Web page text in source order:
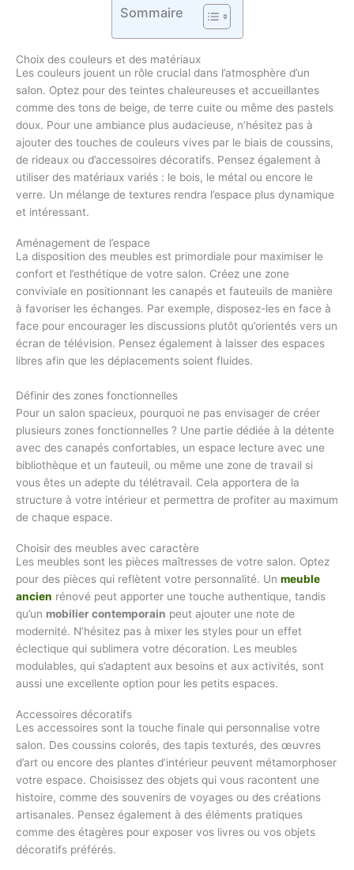
Sommaire
Choix des couleurs et des matériaux
Les couleurs jouent un rôle crucial dans l’atmosphère d’un
salon. Optez pour des teintes chaleureuses et accueillantes
comme des tons de beige, de terre cuite ou même des pastels
doux. Pour une ambiance plus audacieuse, n’hésitez pas à
ajouter des touches de couleurs vives par le biais de coussins,
de rideaux ou d’accessoires décoratifs. Pensez également à
utiliser des matériaux variés : le bois, le métal ou encore le
verre. Un mélange de textures rendra l’espace plus dynamique
et intéressant.
Aménagement de l’espace
La disposition des meubles est primordiale pour maximiser le
confort et l’esthétique de votre salon. Créez une zone
conviviale en positionnant les canapés et fauteuils de manière
à favoriser les échanges. Par exemple, disposez-les en face à
face pour encourager les discussions plutôt qu’orientés vers un
écran de télévision. Pensez également à laisser des espaces
libres afin que les déplacements soient fluides.
Définir des zones fonctionnelles
Pour un salon spacieux, pourquoi ne pas envisager de créer
plusieurs zones fonctionnelles ? Une partie dédiée à la détente
avec des canapés confortables, un espace lecture avec une
bibliothèque et un fauteuil, ou même une zone de travail si
vous êtes un adepte du télétravail. Cela apportera de la
structure à votre intérieur et permettra de profiter au maximum
de chaque espace.
Choisir des meubles avec caractère
Les meubles sont les pièces maîtresses de votre salon. Optez
pour des pièces qui reflètent votre personnalité. Un meuble
ancien rénové peut apporter une touche authentique, tandis
qu’un mobilier contemporain peut ajouter une note de
modernité. N’hésitez pas à mixer les styles pour un effet
éclectique qui sublimera votre décoration. Les meubles
modulables, qui s’adaptent aux besoins et aux activités, sont
aussi une excellente option pour les petits espaces.
Accessoires décoratifs
Les accessoires sont la touche finale qui personnalise votre
salon. Des coussins colorés, des tapis texturés, des œuvres
d’art ou encore des plantes d’intérieur peuvent métamorphoser
votre espace. Choisissez des objets qui vous racontent une
histoire, comme des souvenirs de voyages ou des créations
artisanales. Pensez également à des éléments pratiques
comme des étagères pour exposer vos livres ou vos objets
décoratifs préférés.